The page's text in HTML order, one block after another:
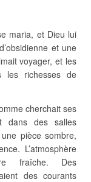
maria, et Dieu lui
et une
voyager, et les
les richesses de
cherchait ses
dans des salles
pièce sombre,
L’atmosphère
fraîche. Des
des courants